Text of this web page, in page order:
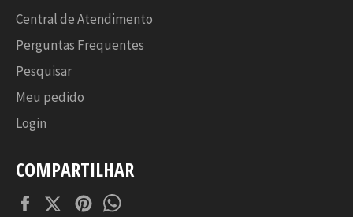
Central de Atendimento
Perguntas Frequentes
Pesquisar
Meu pedido
Login
COMPARTILHAR
FacebookTwitterPinterest